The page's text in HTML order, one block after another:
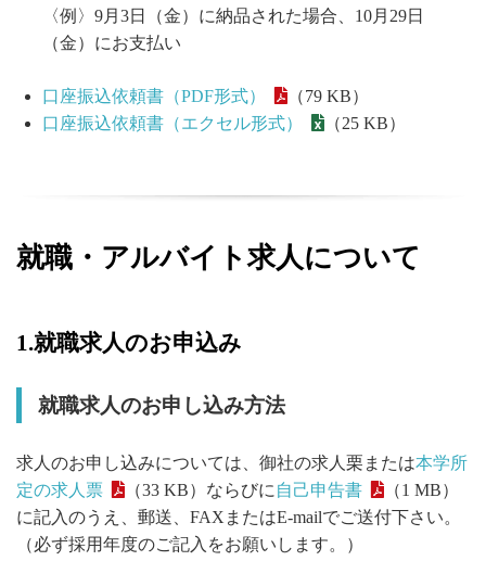
〈例〉9月3日（金）に納品された場合、10月29日
（金）にお支払い
口座振込依頼書（PDF形式）
（79 KB）
口座振込依頼書（エクセル形式）
（25 KB）
就職・アルバイト求人について
1.就職求人のお申込み
就職求人のお申し込み方法
求人のお申し込みについては、御社の求人栗または本学所
定の求人票
（33 KB）ならびに 自己申告書
（1 MB）
に記入のうえ、郵送、FAXまたはE-mailでご送付下さい。
（必ず採用年度のご記入をお願いします。）